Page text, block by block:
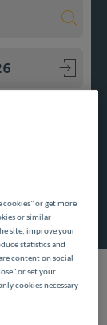
and select
to interact
cookies" or get more
or similar
site, improve your
statistics and
content on social
or set your
cookies necessary